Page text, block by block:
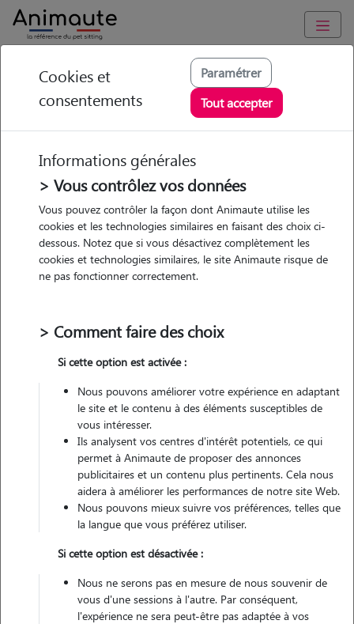
Animaute Hauts-de-France / Croix
Audrey - Petsitter à
CROIX
• 38 ans
Véhiculé
Contacter
L'envoi d'une demande est sans engagement
Cookies et
consentements
Paramétrer
Tout accepter
Informations générales
> Vous contrôlez vos données
Vous pouvez contrôler la façon dont Animaute utilise les
cookies et les technologies similaires en faisant des choix ci-
dessous. Notez que si vous désactivez complètement les
cookies et technologies similaires, le site Animaute risque de
ne pas fonctionner correctement.
> Comment faire des choix
Si cette option est activée :
Nous pouvons améliorer votre expérience en adaptant
le site et le contenu à des éléments susceptibles de
vous intéresser.
Ils analysent vos centres d'intérêt potentiels, ce qui
permet à Animaute de proposer des annonces
publicitaires et un contenu plus pertinents. Cela nous
aidera à améliorer les performances de notre site Web.
Nous pouvons mieux suivre vos préférences, telles que
la langue que vous préférez utiliser.
Si cette option est désactivée :
Nous ne serons pas en mesure de nous souvenir de
vous d'une sessions à l'autre. Par conséquent,
l'expérience ne sera peut-être pas adaptée à vos